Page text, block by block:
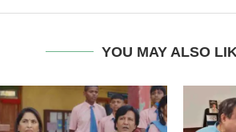
YOU MAY ALSO